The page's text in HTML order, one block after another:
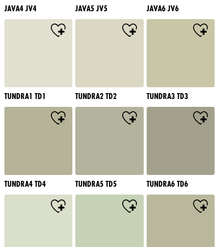
JAVA4 JV4 JAVA5 JV5 JAVA6 JV6
TUNDRA1 TD1 TUNDRA2 TD2 TUNDRA3 TD3
TUNDRA4 TD4 TUNDRA5 TD5 TUNDRA6 TD6